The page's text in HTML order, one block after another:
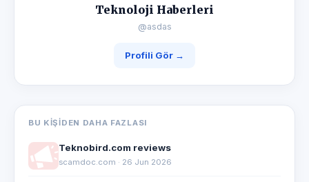
Teknoloji Haberleri
@asdas
Profili Gör →
BU KIŞIDEN DAHA FAZLASI
Teknobird.com reviews
scamdoc.com · 26 Jun 2026